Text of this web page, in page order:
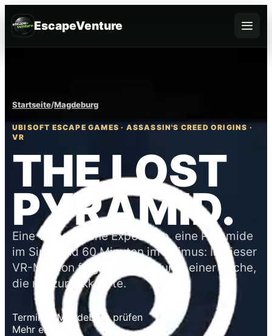
EscapeVenture
Gutschein
Business
@Home
FAQ
Startseite/Magdeburg
UBISOFT ESCAPE GAMES · ASSASSIN'S CREED ORIGINS ·
VR
THE LOST
PYRAMID.
Eine verschollene Expedition, eine Pyramide
im Sinai und 60 Minuten im Animus: In dieser
VR-Mission folgt ihr den Spuren einer Suche,
die nie zurückkehrte.
Termin in Magdeburg prüfen
Mehr erfahren